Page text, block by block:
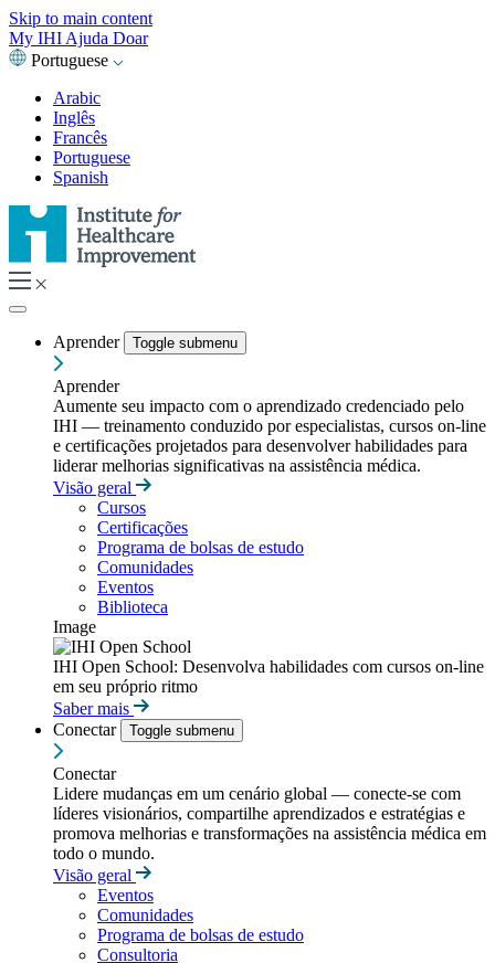
Skip to main content
My IHI Ajuda Doar
Portuguese
Arabic
Inglês
Francês
Portuguese
Spanish
Aprender Toggle submenu
Aprender
Aumente seu impacto com o aprendizado credenciado pelo
IHI — treinamento conduzido por especialistas, cursos on-line
e certificações projetados para desenvolver habilidades para
liderar melhorias significativas na assistência médica.
Visão geral
Cursos
Certificações
Programa de bolsas de estudo
Comunidades
Eventos
Biblioteca
Image
IHI Open School: Desenvolva habilidades com cursos on-line
em seu próprio ritmo
Saber mais
Conectar
Toggle submenu
Conectar
Lidere mudanças em um cenário global — conecte-se com
líderes visionários, compartilhe aprendizados e estratégias e
promova melhorias e transformações na assistência médica em
todo o mundo.
Visão geral
Eventos
Comunidades
Programa de bolsas de estudo
Consultoria